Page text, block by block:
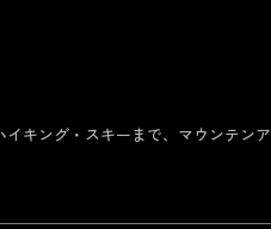
キング・スキーまで、マウンテン